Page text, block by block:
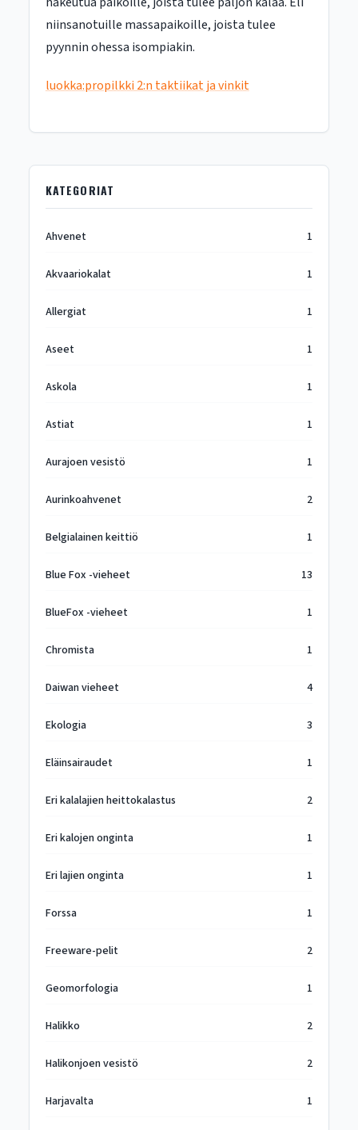
niinsanotuille massapaikoille, joista tulee
pyynnin ohessa isompiakin.
luokka:propilkki 2:n taktiikat ja vinkit
KATEGORIAT
Ahvenet 1
Akvaariokalat 1
Allergiat 1
Aseet 1
Askola 1
Astiat 1
Aurajoen vesistö 1
Aurinkoahvenet 2
Belgialainen keittiö 1
Blue Fox -vieheet 13
BlueFox -vieheet 1
Chromista 1
Daiwan vieheet 4
Ekologia 3
Eläinsairaudet 1
Eri kalalajien heittokalastus 2
Eri kalojen onginta 1
Eri lajien onginta 1
Forssa 1
Freeware-pelit 2
Geomorfologia 1
Halikko 2
Halikonjoen vesistö 2
Harjavalta 1